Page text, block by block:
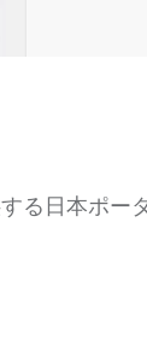
る日本ポー